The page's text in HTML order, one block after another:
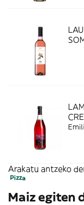
Arakatu antzeko
Pizza
Maiz egiten